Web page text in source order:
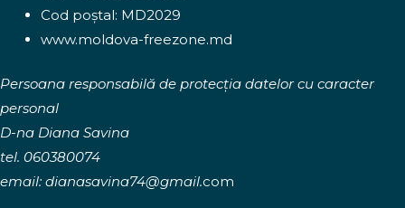
Cod poștal: MD2029
www.moldova-freezone.md
Persoana responsabilă de protecția datelor cu caracter
personal
D-na Diana Savina
tel. 060380074
email: dianasavina74@gmail.com